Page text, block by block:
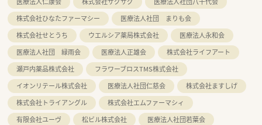
株式会社ひなたファーマシー
医療法人社団 まりも会
株式会社せとうち
ウエルシア薬局株式会社
医療法人永和会
医療法人社団 緑雨会
医療法人正雄会
株式会社ライフアート
瀬戸内薬品株式会社
フラワーブロスTMS株式会社
イオンリテール株式会社
医療法人社団仁慈会
株式会社ますしげ
株式会社トライアングル
株式会社エムファーマシィ
有限会社ユーヴ
松ビル株式会社
医療法人社団若葉会